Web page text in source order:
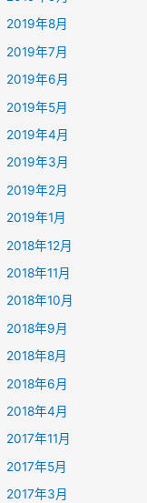
2019年8月
2019年7月
2019年6月
2019年5月
2019年4月
2019年3月
2019年2月
2019年1月
2018年12月
2018年11月
2018年10月
2018年9月
2018年8月
2018年6月
2018年4月
2017年11月
2017年5月
2017年3月